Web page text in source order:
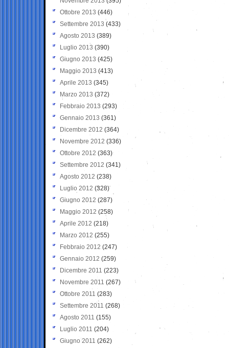
Ottobre 2013 (446)
Settembre 2013 (433)
Agosto 2013 (389)
Luglio 2013 (390)
Giugno 2013 (425)
Maggio 2013 (413)
Aprile 2013 (345)
Marzo 2013 (372)
Febbraio 2013 (293)
Gennaio 2013 (361)
Dicembre 2012 (364)
Novembre 2012 (336)
Ottobre 2012 (363)
Settembre 2012 (341)
Agosto 2012 (238)
Luglio 2012 (328)
Giugno 2012 (287)
Maggio 2012 (258)
Aprile 2012 (218)
Marzo 2012 (255)
Febbraio 2012 (247)
Gennaio 2012 (259)
Dicembre 2011 (223)
Novembre 2011 (267)
Ottobre 2011 (283)
Settembre 2011 (268)
Agosto 2011 (155)
Luglio 2011 (204)
Giugno 2011 (262)